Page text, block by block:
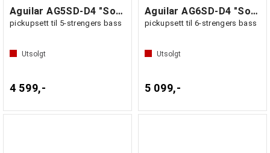
Aguilar AG5SD-D4 "Soapbar"
pickupsett til 5-strengers bass
Utsolgt
4 599,-
Aguilar AG6SD-D4 "Soapbar"
pickupsett til 6-strengers bass
Utsolgt
5 099,-